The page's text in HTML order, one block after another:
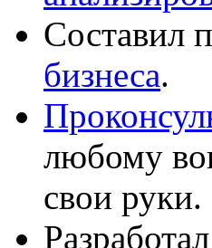
Составил
бизнеса.
любому
свои руки.